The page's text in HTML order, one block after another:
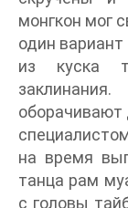
монгкон мог
один
из куска
оборачивают
на время
танца рам
с головы